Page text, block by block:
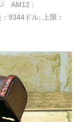
AM12：
9344ドル, 上限：